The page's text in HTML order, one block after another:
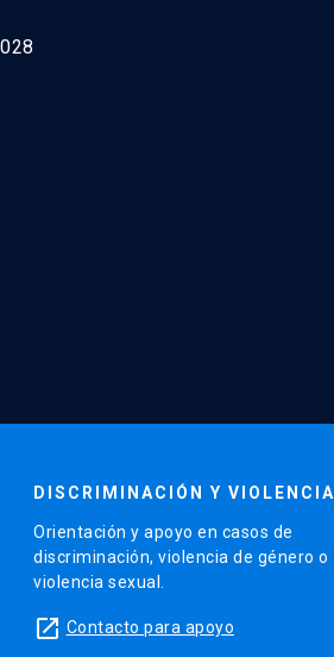
DISCRIMINACIÓN Y VIOLENCIA
Orientación y apoyo en casos de
discriminación, violencia de género o
violencia sexual.
launch Contacto para apoyo